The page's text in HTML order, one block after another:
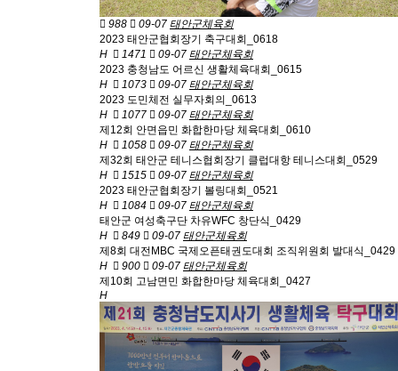
988 09-07 태안군체육회
2023 태안군협회장기 축구대회_0618
H
1471 09-07 태안군체육회
2023 충청남도 어르신 생활체육대회_0615
H
1073 09-07 태안군체육회
2023 도민체전 실무자회의_0613
H
1077 09-07 태안군체육회
제12회 안면읍민 화합한마당 체육대회_0610
H
1058 09-07 태안군체육회
제32회 태안군 테니스협회장기 클럽대항 테니스대회_0529
H
1515 09-07 태안군체육회
2023 태안군협회장기 볼링대회_0521
H
1084 09-07 태안군체육회
태안군 여성축구단 차유WFC 창단식_0429
H
849 09-07 태안군체육회
제8회 대전MBC 국제오픈태권도대회 조직위원회 발대식_0429
H
900 09-07 태안군체육회
제10회 고남면민 화합한마당 체육대회_0427
H